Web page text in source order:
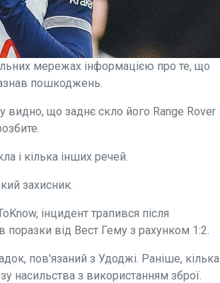
мережах інформацією про те, що
пошкоджень.
видно, що заднє скло його Range Rover
і кілька інших речей.
захисник.
інцидент трапився після
поразки від Вест Гему з рахунком 1:2.
пов'язаний з Удоджі. Раніше, кілька
насильства з використанням зброї.